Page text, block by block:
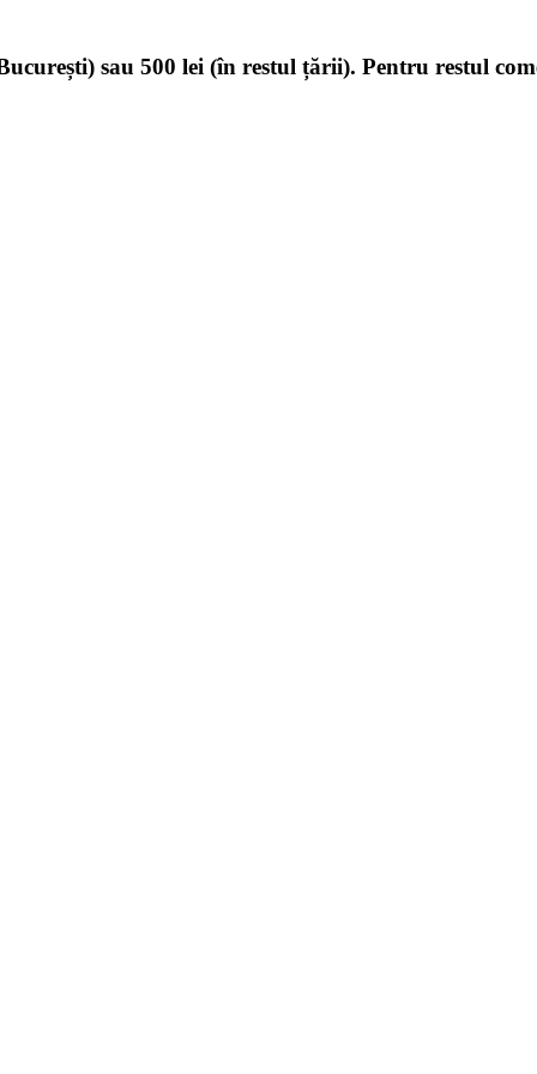
sau 500 lei (în restul țării). Pentru restul